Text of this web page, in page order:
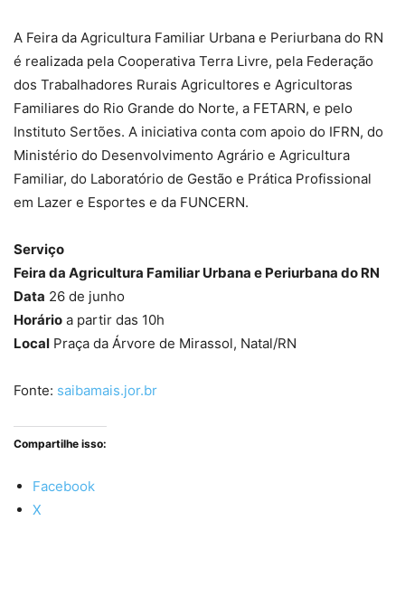
A Feira da Agricultura Familiar Urbana e Periurbana do RN
é realizada pela Cooperativa Terra Livre, pela Federação
dos Trabalhadores Rurais Agricultores e Agricultoras
Familiares do Rio Grande do Norte, a FETARN, e pelo
Instituto Sertões. A iniciativa conta com apoio do IFRN, do
Ministério do Desenvolvimento Agrário e Agricultura
Familiar, do Laboratório de Gestão e Prática Profissional
em Lazer e Esportes e da FUNCERN.
Serviço
Feira da Agricultura Familiar Urbana e Periurbana do RN
Data 26 de junho
Horário a partir das 10h
Local Praça da Árvore de Mirassol, Natal/RN
Fonte: saibamais.jor.br
Compartilhe isso:
Facebook
X